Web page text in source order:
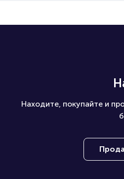
Находите, покупайте и